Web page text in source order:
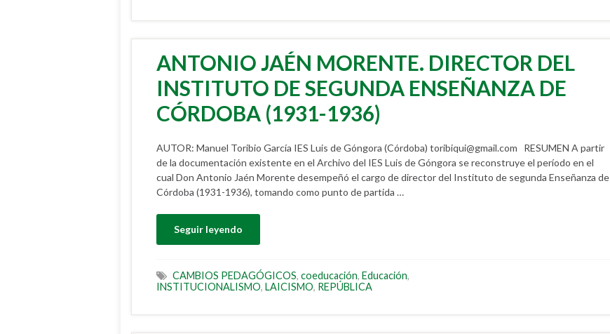
ANTONIO JAÉN MORENTE. DIRECTOR DEL
INSTITUTO DE SEGUNDA ENSEÑANZA DE
CÓRDOBA (1931-1936)
AUTOR: Manuel Toribio García IES Luis de Góngora (Córdoba) toribiqui@gmail.com RESUMEN A partir
de la documentación existente en el Archivo del IES Luis de Góngora se reconstruye el período en el
cual Don Antonio Jaén Morente desempeñó el cargo de director del Instituto de segunda Enseñanza de
Córdoba (1931-1936), tomando como punto de partida …
Seguir leyendo
CAMBIOS PEDAGÓGICOS, coeducación, Educación,
INSTITUCIONALISMO, LAICISMO, REPÚBLICA